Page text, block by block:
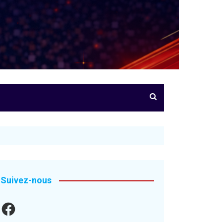
Suivez-nous
Facebook